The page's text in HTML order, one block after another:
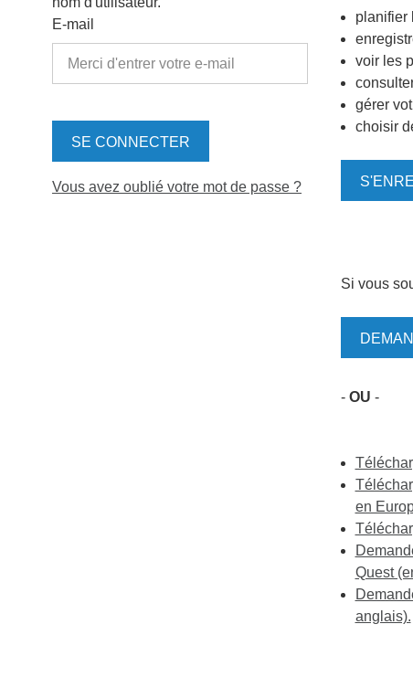
E-mail
Vous avez oublié votre mot de passe ?
planifier
voir les
gérer
choisir
Si vous
- OU -
en
Quest
anglais).